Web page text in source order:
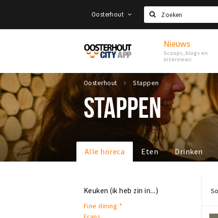
Oosterhout
Zoeken
Proef
Oosterhout
Nieuws
Scoops, blogs en
interviews
Oosterhout Stappen
STAPPEN
Alle horeca Eten Drinken
Keuken (ik heb zin in...)
Fine dining *